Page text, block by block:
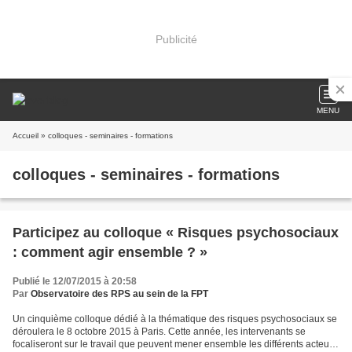
Publicité
MENU
Accueil » colloques - seminaires - formations
colloques - seminaires - formations
Participez au colloque « Risques psychosociaux
: comment agir ensemble ? »
Publié le 12/07/2015 à 20:58
Par Observatoire des RPS au sein de la FPT
Un cinquième colloque dédié à la thématique des risques psychosociaux se
déroulera le 8 octobre 2015 à Paris. Cette année, les intervenants se
focaliseront sur le travail que peuvent mener ensemble les différents acteurs